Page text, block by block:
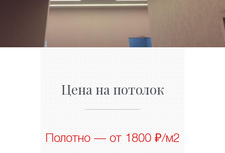
Цена на потолок
Полотно — от 1800 ₽/м2